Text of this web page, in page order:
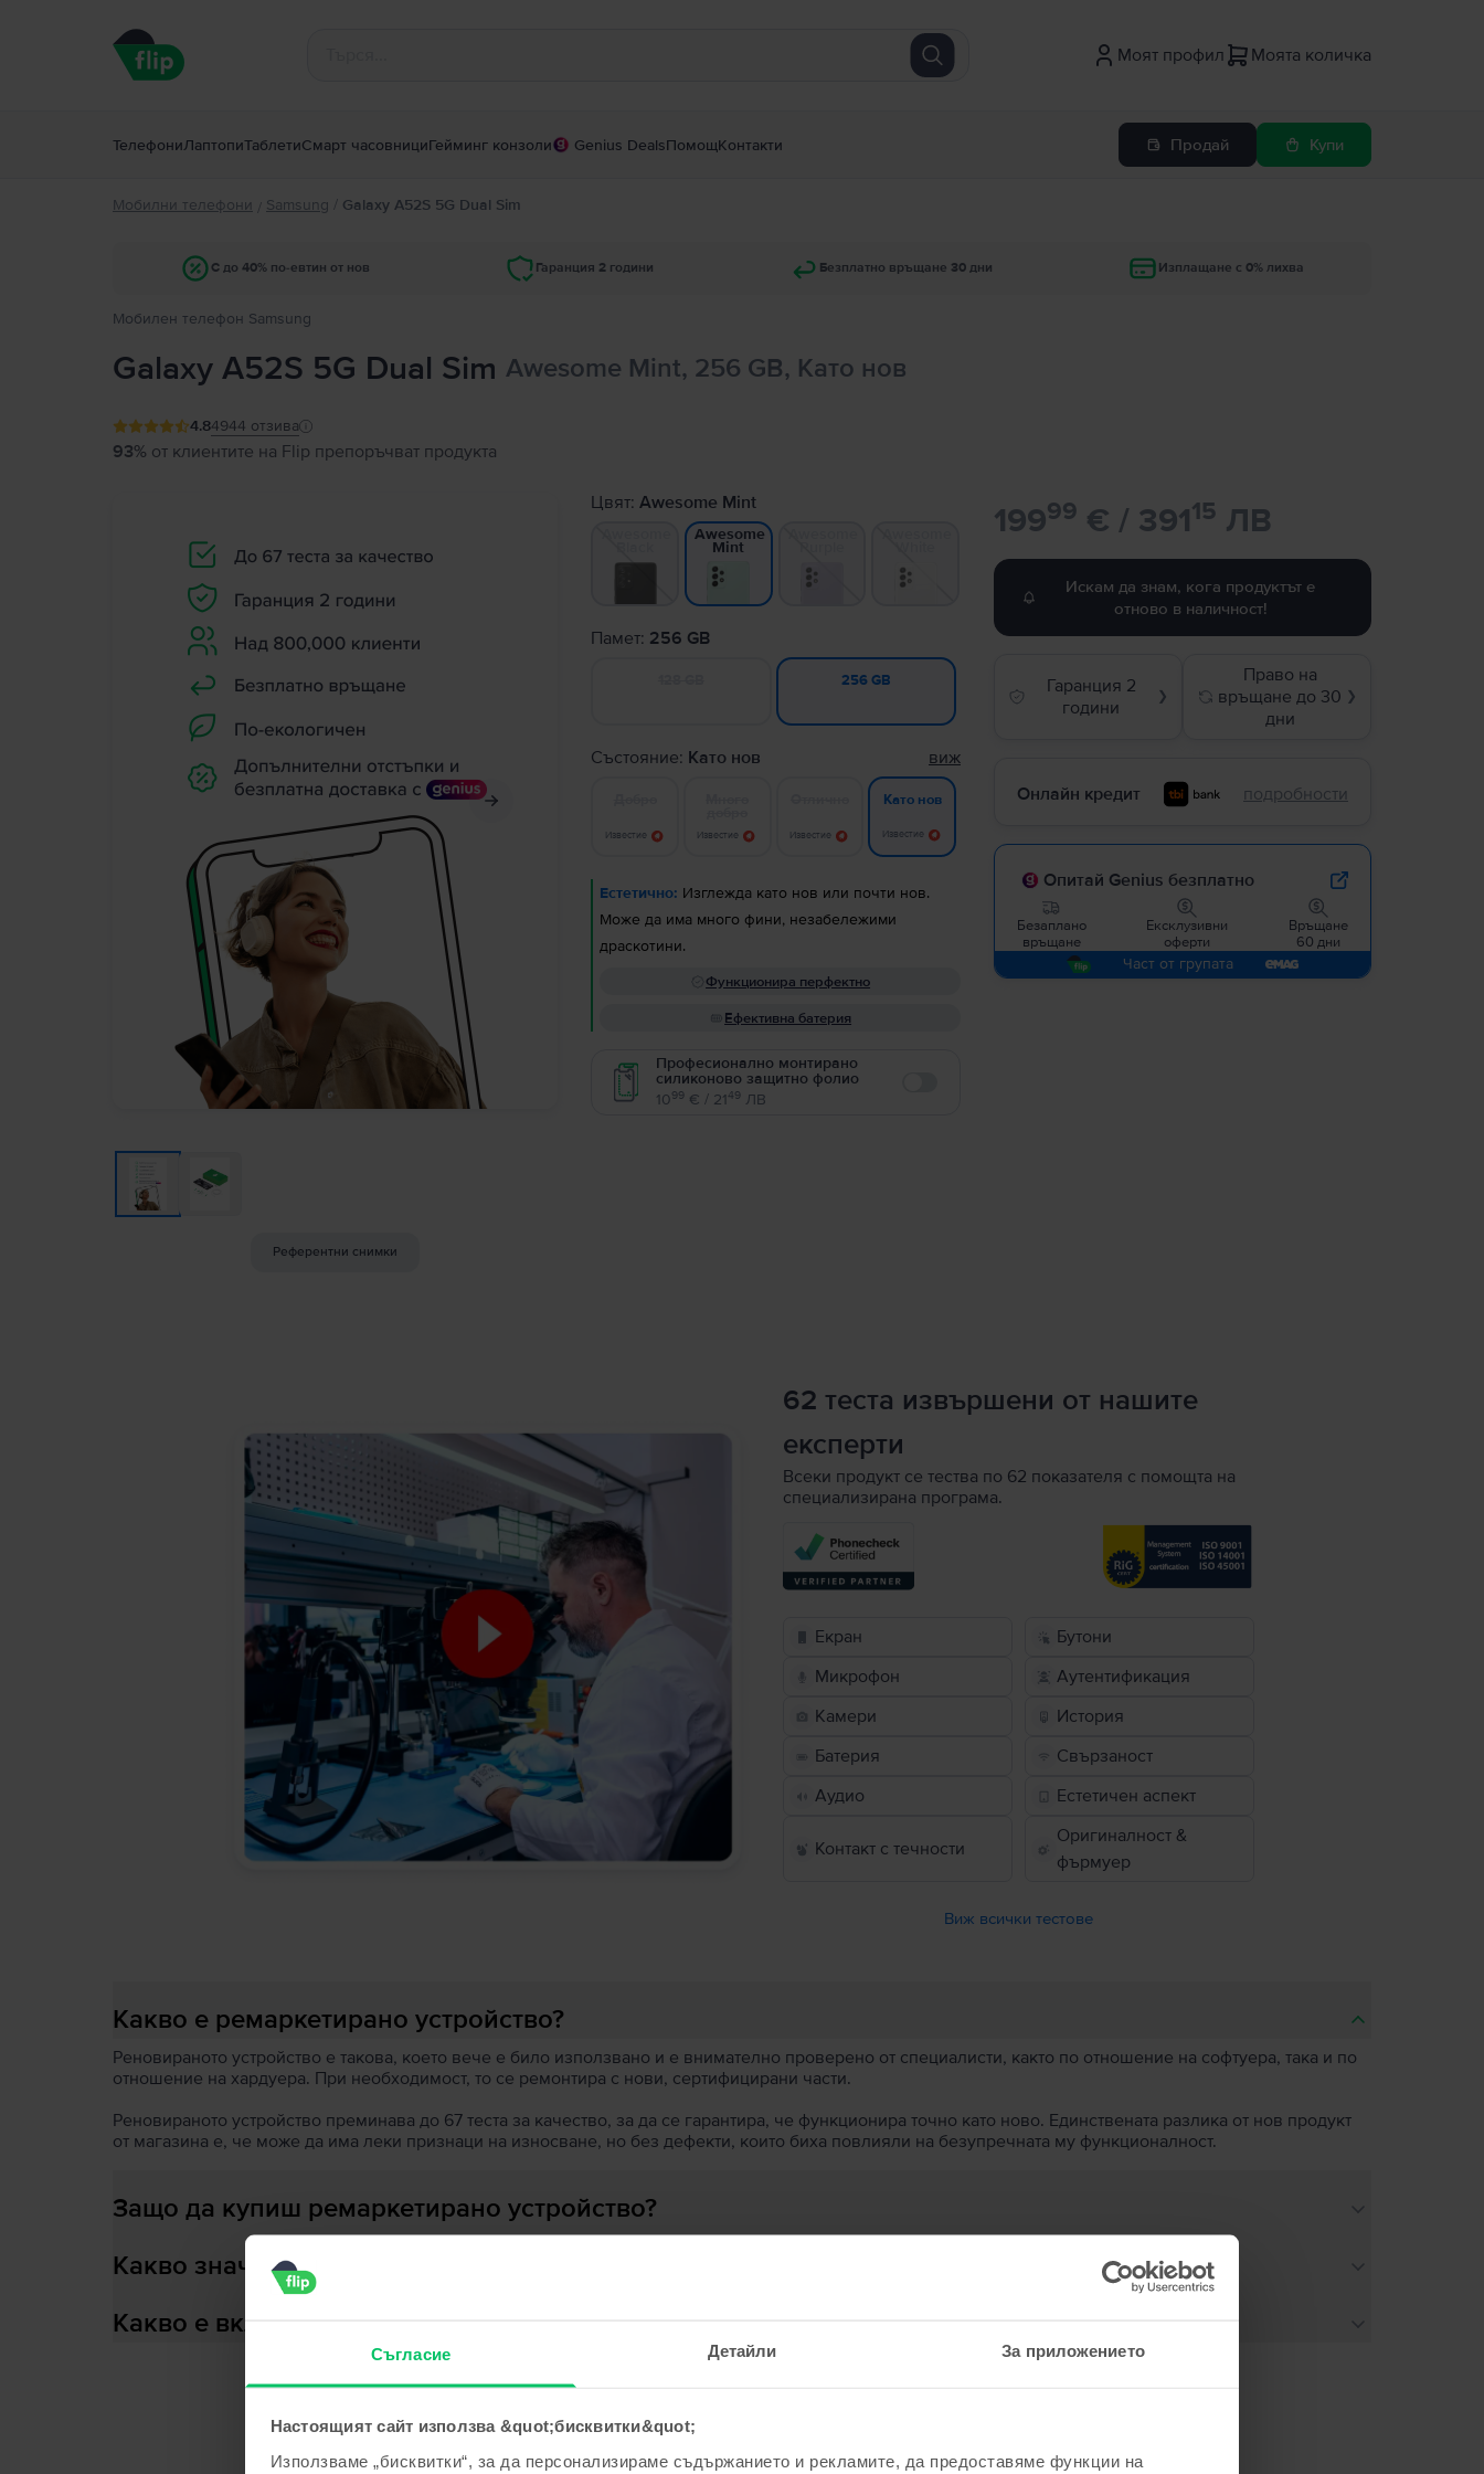
Съгласие Детайли За приложението
Настоящият сайт използва &quot;бисквитки&quot;
Използваме „бисквитки“, за да персонализираме съдържанието и рекламите, да предоставяме функции на
Моят профил Моята количка
ТелефониЛаптопиТаблетиСмарт часовнициГейминг конзоли Genius DealsПомощКонтакти Продай Купи
Мобилни телефони / Samsung / Galaxy A52S 5G Dual Sim
С до 40% по-евтин от нов Гаранция 2 години Безплатно връщане 30 дни Изплащане с 0% лихва
Мобилен телефон Samsung
Galaxy A52S 5G Dual Sim Awesome Mint, 256 GB, Като нов
4.84944 отзива
93% от клиентите на Flip препоръчват продукта
Референтни снимки
Цвят:Awesome Mint
Awesome
Mint
Памет: 256 GB
256 GB
Състояние: Като нов виж
Известие Известие Известие
Като нов
Известие
Естетично: Изглежда като нов или почти нов.
Може да има много фини, незабележими
драскотини.
Функционира перфектно
Ефективна батерия
Професионално монтирано
силиконово защитно фолио
1099 € / 2149 ЛВ
19999 € / 39115 ЛВ
Искам да знам, кога продуктът е
отново в наличност!
Гаранция 2
години
❯
Право на
връщане до 30
дни
❯
Онлайн кредит подробности
Опитай Genius безплатно
Безаплано
връщане
Ексклузивни
оферти
Връщане
60 дни
Част от групата
62 теста извършени от нашите
експерти
Всеки продукт се тества по 62 показателя с помощта на
специализирана програма.
Екран
Бутони
Микрофон
Аутентификация
Камери
История
Батерия
Свързаност
Аудио
Естетичен аспект
Контакт с течности
Оригиналност &
фърмуер
Виж всички тестове
Какво е ремаркетирано устройство?
Реновираното устройство е такова, което вече е било използвано и е внимателно проверено от специалисти, както по отношение на софтуера, така и по
отношение на хардуера. При необходимост, то се ремонтира с нови, сертифицирани части.
Реновираното устройство преминава до 67 теста за качество, за да се гарантира, че функционира точно като ново. Единствената разлика от нов продукт
от магазина е, че може да има леки признаци на износване, но без дефекти, които биха повлияли на безупречната му функционалност.
Защо да купиш ремаркетирано устройство?
Какво значи здраве на батерията?
Какво е включено в кутията?
Сходни продукти с твоето търсене